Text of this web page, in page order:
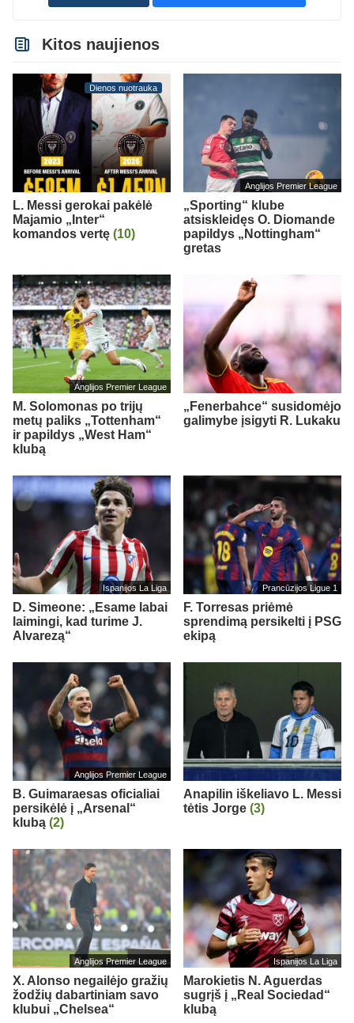
Kitos naujienos
Dienos nuotrauka
L. Messi gerokai pakėlė
Majamio „Inter“
komandos vertę (10)
Anglijos Premier League
„Sporting“ klube
atsiskleidęs O. Diomande
papildys „Nottingham“
gretas
Anglijos Premier League
M. Solomonas po trijų
metų paliks „Tottenham“
ir papildys „West Ham“
klubą
„Fenerbahce“ susidomėjo
galimybe įsigyti R. Lukaku
Ispanijos La Liga
D. Simeone: „Esame labai
laimingi, kad turime J.
Alvarezą“
Prancūzijos Ligue 1
F. Torresas priėmė
sprendimą persikelti į PSG
ekipą
Anglijos Premier League
B. Guimaraesas oficialiai
persikėlė į „Arsenal“
klubą (2)
Anapilin iškeliavo L. Messi
tėtis Jorge (3)
Anglijos Premier League
X. Alonso negailėjo gražių
žodžių dabartiniam savo
klubui „Chelsea“
Ispanijos La Liga
Marokietis N. Aguerdas
sugrįš į „Real Sociedad“
klubą